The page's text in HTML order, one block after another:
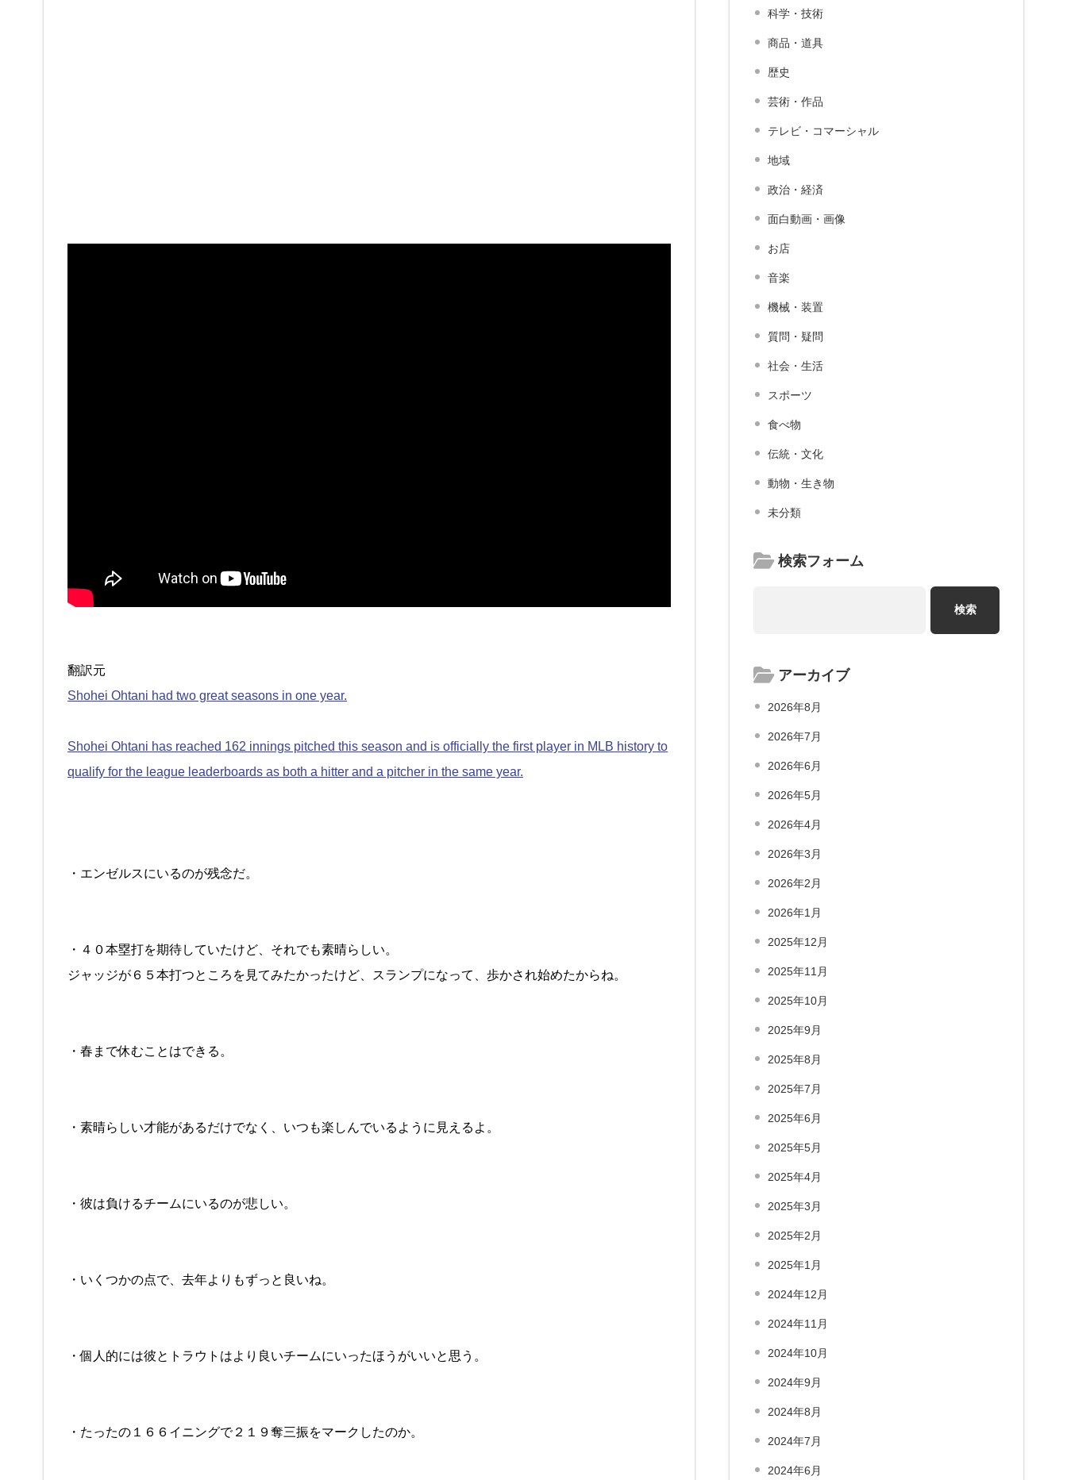
翻訳元
Shohei Ohtani had two great seasons in one year.
Shohei Ohtani has reached 162 innings pitched this season and is officially the first player in MLB history to
qualify for the league leaderboards as both a hitter and a pitcher in the same year.
・エンゼルスにいるのが残念だ。
・４０本塁打を期待していたけど、それでも素晴らしい。
ジャッジが６５本打つところを見てみたかったけど、スランプになって、歩かされ始めたからね。
・春まで休むことはできる。
・素晴らしい才能があるだけでなく、いつも楽しんでいるように見えるよ。
・彼は負けるチームにいるのが悲しい。
・いくつかの点で、去年よりもずっと良いね。
・個人的には彼とトラウトはより良いチームにいったほうがいいと思う。
・たったの１６６イニングで２１９奪三振をマークしたのか。
科学・技術
商品・道具
歴史
芸術・作品
テレビ・コマーシャル
地域
政治・経済
面白動画・画像
お店
音楽
機械・装置
質問・疑問
社会・生活
スポーツ
食べ物
伝統・文化
動物・生き物
未分類
検索フォーム
アーカイブ
2026年8月
2026年7月
2026年6月
2026年5月
2026年4月
2026年3月
2026年2月
2026年1月
2025年12月
2025年11月
2025年10月
2025年9月
2025年8月
2025年7月
2025年6月
2025年5月
2025年4月
2025年3月
2025年2月
2025年1月
2024年12月
2024年11月
2024年10月
2024年9月
2024年8月
2024年7月
2024年6月